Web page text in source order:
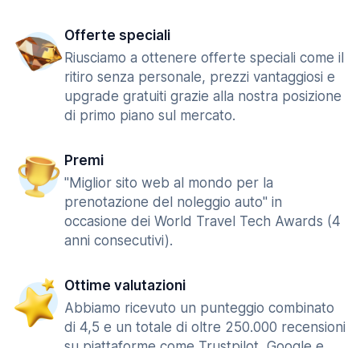
Offerte speciali
Riusciamo a ottenere offerte speciali come il
ritiro senza personale, prezzi vantaggiosi e
upgrade gratuiti grazie alla nostra posizione
di primo piano sul mercato.
Premi
"Miglior sito web al mondo per la
prenotazione del noleggio auto" in
occasione dei World Travel Tech Awards (4
anni consecutivi).
Ottime valutazioni
Abbiamo ricevuto un punteggio combinato
di 4,5 e un totale di oltre 250.000 recensioni